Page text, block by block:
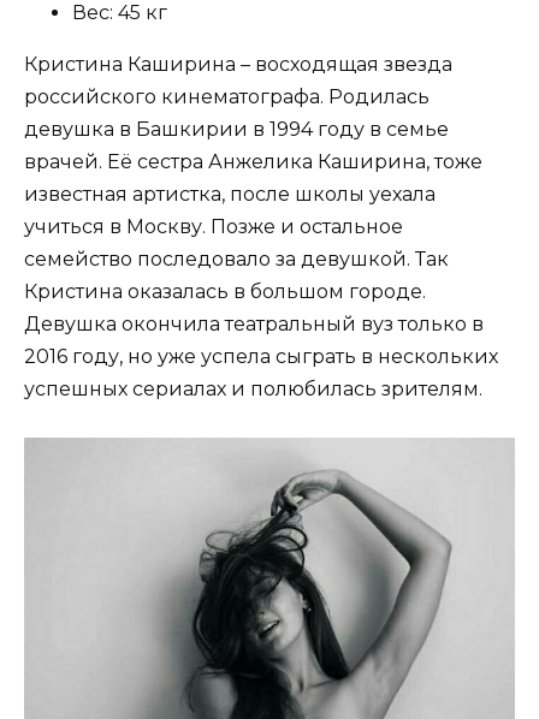
Вес: 45 кг
Кристина Каширина – восходящая звезда
российского кинематографа. Родилась
девушка в Башкирии в 1994 году в семье
врачей. Её сестра Анжелика Каширина, тоже
известная артистка, после школы уехала
учиться в Москву. Позже и остальное
семейство последовало за девушкой. Так
Кристина оказалась в большом городе.
Девушка окончила театральный вуз только в
2016 году, но уже успела сыграть в нескольких
успешных сериалах и полюбилась зрителям.